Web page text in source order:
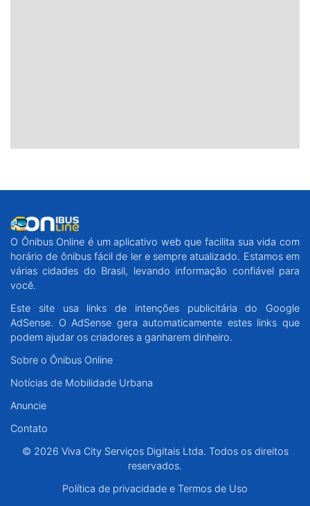
O Ônibus Online é um aplicativo web que facilita sua vida com
horário de ônibus fácil de ler e sempre atualizado. Estamos em
várias cidades do Brasil, levando informação confiável para
você.
Este site usa links de intenções publicitária do Google
AdSense. O AdSense gera automaticamente estes links que
podem ajudar os criadores a ganharem dinheiro.
Sobre o Ônibus Online
Notícias de Mobilidade Urbana
Anuncie
Contato
© 2026 Viva City Serviços Digitais Ltda. Todos os direitos
reservados.
Política de privacidade e Termos de Uso